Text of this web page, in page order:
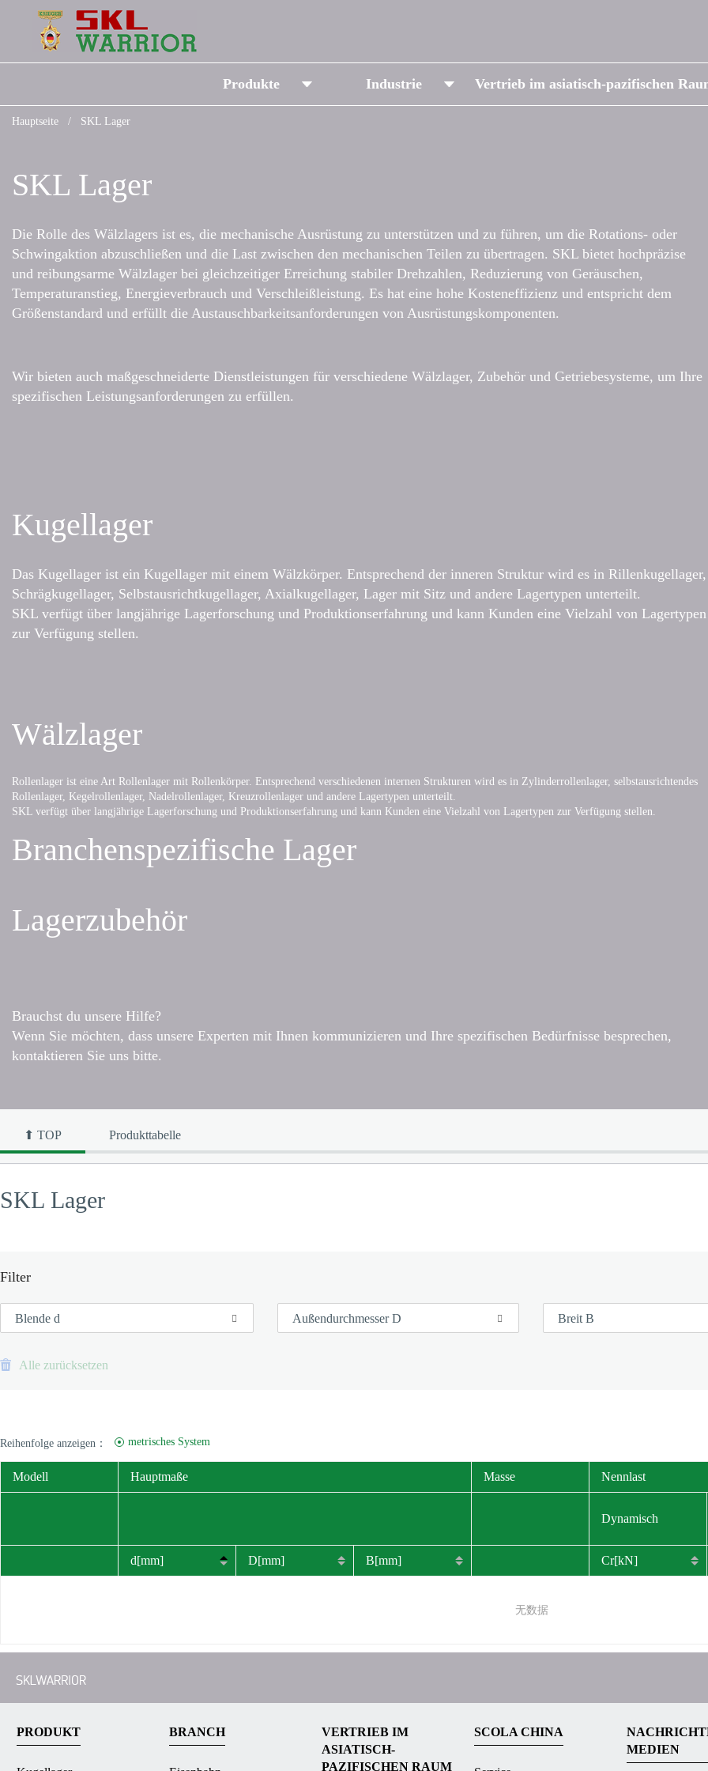
Produkte Industrie Vertrieb im asiatisch-pazifischen
Hauptseite / SKL Lager
SKL Lager
Die Rolle des Wälzlagers ist es, die mechanische Ausrüstung zu unterstützen und zu führen, um die Rotations- oder
Schwingaktion abzuschließen und die Last zwischen den mechanischen Teilen zu übertragen. SKL bietet hochpräzise
und reibungsarme Wälzlager bei gleichzeitiger Erreichung stabiler Drehzahlen, Reduzierung von Geräuschen,
Temperaturanstieg, Energieverbrauch und Verschleißleistung. Es hat eine hohe Kosteneffizienz und entspricht dem
Größenstandard und erfüllt die Austauschbarkeitsanforderungen von Ausrüstungskomponenten.
Wir bieten auch maßgeschneiderte Dienstleistungen für verschiedene Wälzlager, Zubehör und Getriebesysteme, um Ihre
spezifischen Leistungsanforderungen zu erfüllen.
Kugellager
Das Kugellager ist ein Kugellager mit einem Wälzkörper. Entsprechend der inneren Struktur wird es in Rillenkugellager,
Schrägkugellager, Selbstausrichtkugellager, Axialkugellager, Lager mit Sitz und andere Lagertypen unterteilt.
SKL verfügt über langjährige Lagerforschung und Produktionserfahrung und kann Kunden eine Vielzahl von Lagertypen
zur Verfügung stellen.
Wälzlager
Rollenlager ist eine Art Rollenlager mit Rollenkörper. Entsprechend verschiedenen internen Strukturen wird es in Zylinderrollenlager, selbstausrichtendes
Rollenlager, Kegelrollenlager, Nadelrollenlager, Kreuzrollenlager und andere Lagertypen unterteilt.
SKL verfügt über langjährige Lagerforschung und Produktionserfahrung und kann Kunden eine Vielzahl von Lagertypen zur Verfügung stellen.
Branchenspezifische Lager
Lagerzubehör
Brauchst du unsere Hilfe?
Wenn Sie möchten, dass unsere Experten mit Ihnen kommunizieren und Ihre spezifischen Bedürfnisse besprechen,
kontaktieren Sie uns bitte.
⬆ TOP Produkttabelle
SKL Lager
Filter
Blende d Außendurchmesser D Breit B
Alle zurücksetzen
Reihenfolge anzeigen： metrisches System
Modell Hauptmaße Masse Nennlast
Dynamisch
d[mm] D[mm] B[mm] Cr[kN]
无数据
PRODUKT BRANCH
VERTRIEB IM
ASIATISCH-
PAZIFISCHEN RAUM
SCOLA CHINA
MEDIEN